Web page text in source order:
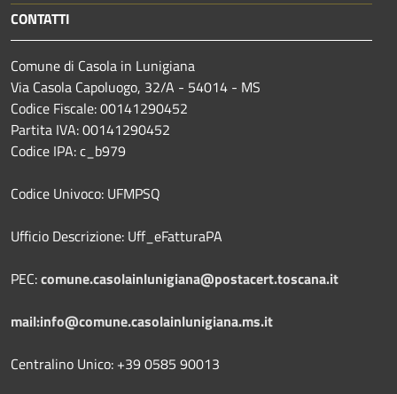
CONTATTI
Comune di Casola in Lunigiana
Via Casola Capoluogo, 32/A - 54014 - MS
Codice Fiscale: 00141290452
Partita IVA: 00141290452
Codice IPA: c_b979
Codice Univoco: UFMPSQ
Ufficio Descrizione: Uff_eFatturaPA
PEC:comune.casolainlunigiana@postacert.toscana.it
mail:info@comune.casolainlunigiana.ms.it
Centralino Unico: +39 0585 90013